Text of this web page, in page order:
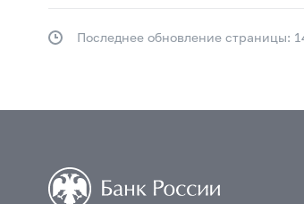
Последнее обновление страницы: